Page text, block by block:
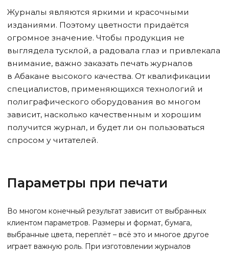
Журналы являются яркими и красочными
изданиями. Поэтому цветности придаётся
огромное значение. Чтобы продукция не
выглядела тусклой, а радовала глаз и привлекала
внимание, важно заказать печать журналов
в Абакане высокого качества. От квалификации
специалистов, применяющихся технологий и
полиграфического оборудования во многом
зависит, насколько качественным и хорошим
получится журнал, и будет ли он пользоваться
спросом у читателей.
Параметры при печати
Во многом конечный результат зависит от выбранных
клиентом параметров. Размеры и формат, бумага,
выбранные цвета, переплёт – всё это и многое другое
играет важную роль. При изготовлении журналов